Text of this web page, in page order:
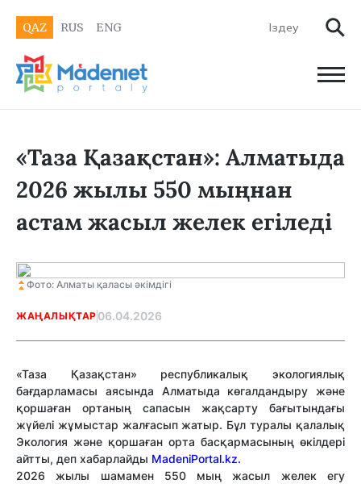
QAZ RUS ENG
«Таза Қазақстан»: Алматыда
2026 жылы 550 мыңнан
астам жасыл желек егіледі
Фото: Алматы қаласы әкімдігі
ЖАҢАЛЫҚТАР 06.04.2026
«Таза Қазақстан» республикалық экологиялық
бағдарламасы аясында Алматыда көгалдандыру және
қоршаған ортаның сапасын жақсарту бағытындағы
жүйелі жұмыстар жалғасып жатыр. Бұл туралы қалалық
Экология және қоршаған орта басқармасының өкілдері
айтты, деп хабарлайды MadeniPortal.kz.
2026 жылы шамамен 550 мың жасыл желек егу